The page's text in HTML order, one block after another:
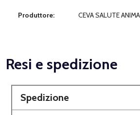
Produttore: CEVA SALUTE
Resi e spedizione
Spedizione